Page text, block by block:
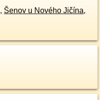
, Šenov u Nového Jičína,